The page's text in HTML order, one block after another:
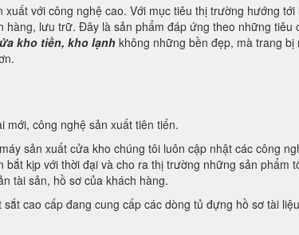
với công nghệ cao. Với mục tiêu thị trường hướng tới
lưu trữ. Đây là sản phẩm đáp ứng theo những tiêu
kho tiền, kho lạnhkhông những bền đẹp, mà trang bị
mới, công nghệ sản xuất tiên tiến.
sản xuất cửa kho chúng tôi luôn cập nhật các công
kịp với thời đại và cho ra thị trường những sản phẩm
tài sản, hồ sơ của khách hàng.
cao cấp đang cung cấp các dòng tủ đựng hồ sơ tài